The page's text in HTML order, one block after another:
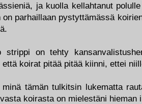
ja kuolla kellahtanut
on parhaillaan pystyttämässä
strippi on tehty
että koirat pitää pitää kiinni, ettei
minä tämän tulkitsin lukematta
koirasta on mielestäni hieman